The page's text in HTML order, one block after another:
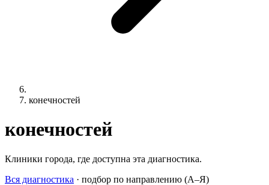
конечностей
конечностей
Клиники города, где доступна эта диагностика.
Вся диагностика · подбор по направлению (A–Я)